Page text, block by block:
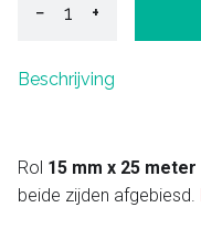
− +
Beschrijving
Rol 15 mm x 25 meter
beide zijden afgebiesd.